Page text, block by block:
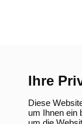
Ihre
Diese
um Ihnen ein